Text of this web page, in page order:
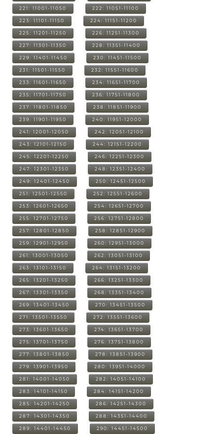
221: 11001-11050 222: 11051-11100
223: 11101-11150 224: 11151-11200
225: 11201-11250 226: 11251-11300
227: 11301-11350 228: 11351-11400
229: 11401-11450 230: 11451-11500
231: 11501-11550 232: 11551-11600
233: 11601-11650 234: 11651-11700
235: 11701-11750 236: 11751-11800
237: 11801-11850 238: 11851-11900
239: 11901-11950 240: 11951-12000
241: 12001-12050 242: 12051-12100
243: 12101-12150 244: 12151-12200
245: 12201-12250 246: 12251-12300
247: 12301-12350 248: 12351-12400
249: 12401-12450 250: 12451-12500
251: 12501-12550 252: 12551-12600
253: 12601-12650 254: 12651-12700
255: 12701-12750 256: 12751-12800
257: 12801-12850 258: 12851-12900
259: 12901-12950 260: 12951-13000
261: 13001-13050 262: 13051-13100
263: 13101-13150 264: 13151-13200
265: 13201-13250 266: 13251-13300
267: 13301-13350 268: 13351-13400
269: 13401-13450 270: 13451-13500
271: 13501-13550 272: 13551-13600
273: 13601-13650 274: 13651-13700
275: 13701-13750 276: 13751-13800
277: 13801-13850 278: 13851-13900
279: 13901-13950 280: 13951-14000
281: 14001-14050 282: 14051-14100
283: 14101-14150 284: 14151-14200
285: 14201-14250 286: 14251-14300
287: 14301-14350 288: 14351-14400
289: 14401-14450 290: 14451-14500